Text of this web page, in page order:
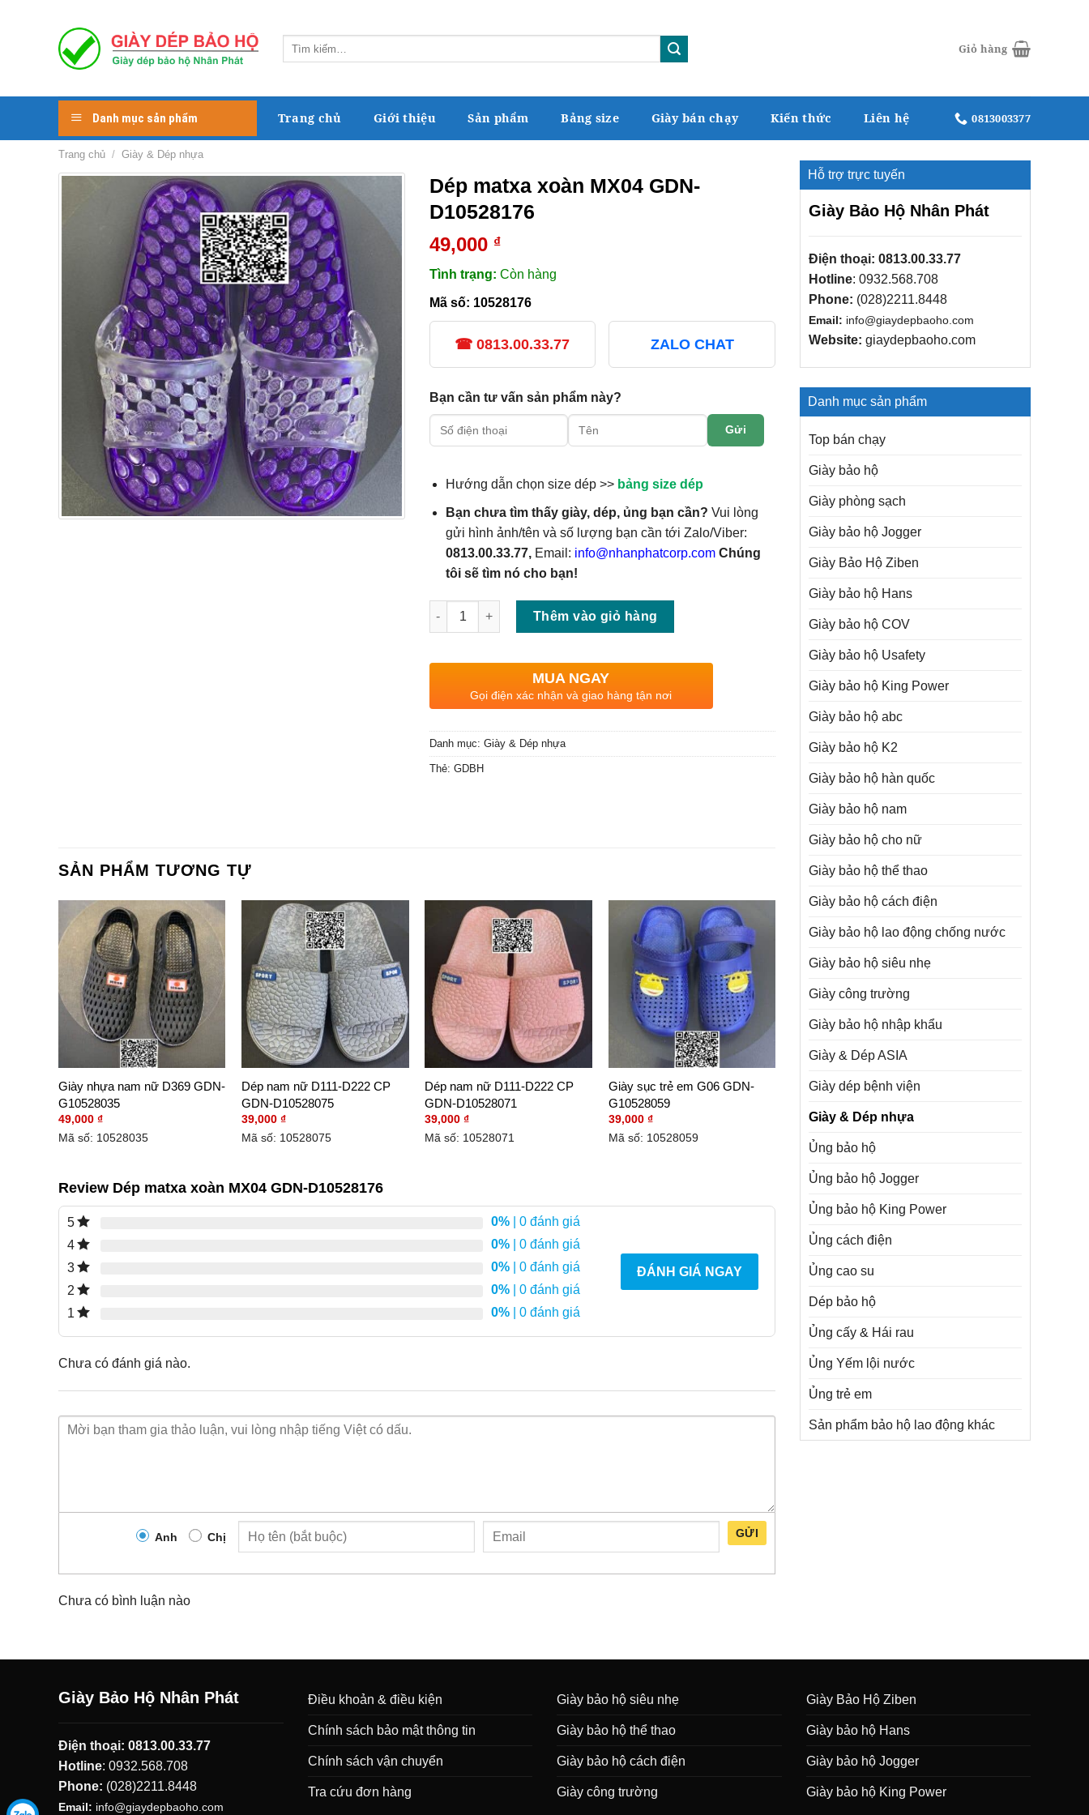
Giỏ hàng
Danh mục sản phẩm Trang chủ Giới thiệu Sản phẩm Bảng size Giày bán chạy Kiến thức Liên hệ 0813003377
Trang chủ / Giày & Dép nhựa
Hỗ trợ trực tuyến
Giày Bảo Hộ Nhân Phát
Điện thoại: 0813.00.33.77
Hotline: 0932.568.708
Phone: (028)2211.8448
Email: info@giaydepbaoho.com
Website: giaydepbaoho.com
Danh mục sản phẩm
Top bán chạy
Giày bảo hộ
Giày phòng sạch
Giày bảo hộ Jogger
Giày Bảo Hộ Ziben
Giày bảo hộ Hans
Giày bảo hộ COV
Giày bảo hộ Usafety
Giày bảo hộ King Power
Giày bảo hộ abc
Giày bảo hộ K2
Giày bảo hộ hàn quốc
Giày bảo hộ nam
Giày bảo hộ cho nữ
Giày bảo hộ thể thao
Giày bảo hộ cách điện
Giày bảo hộ lao động chống nước
Giày bảo hộ siêu nhẹ
Giày công trường
Giày bảo hộ nhập khẩu
Giày & Dép ASIA
Giày dép bệnh viện
Giày & Dép nhựa
Ủng bảo hộ
Ủng bảo hộ Jogger
Ủng bảo hộ King Power
Ủng cách điện
Ủng cao su
Dép bảo hộ
Ủng cấy & Hái rau
Ủng Yếm lội nước
Ủng trẻ em
Sản phẩm bảo hộ lao động khác
Dép matxa xoàn MX04 GDN-
D10528176
49,000 ₫
Tình trạng: Còn hàng
Mã số: 10528176
☎ 0813.00.33.77 ZALO CHAT
Bạn cần tư vấn sản phẩm này?
Gửi
Hướng dẫn chọn size dép >> bảng size dép
Bạn chưa tìm thấy giày, dép, ủng bạn cần?Vui lòng
gửi hình ảnh/tên và số lượng bạn cần tới Zalo/Viber:
0813.00.33.77, Email: info@nhanphatcorp.com Chúng
tôi sẽ tìm nó cho bạn!
Số lượng
Thêm vào giỏ hàng
MUA NGAY
Gọi điện xác nhận và giao hàng tận nơi
Danh mục: Giày & Dép nhựa
Thẻ: GDBH
SẢN PHẨM TƯƠNG TỰ
Giày nhựa nam nữ D369 GDN-
G10528035
49,000 ₫
Mã số: 10528035
Dép nam nữ D111-D222 CP
GDN-D10528075
39,000₫
Mã số: 10528075
Dép nam nữ D111-D222 CP
GDN-D10528071
39,000₫
Mã số: 10528071
Giày sục trẻ em G06 GDN-
G10528059
39,000 ₫
Mã số: 10528059
Review Dép matxa xoàn MX04 GDN-D10528176
5 0% | 0 đánh giá
4
0% | 0 đánh giá
3
0% | 0 đánh giá
2
0% | 0 đánh giá
1
0% | 0 đánh giá
ĐÁNH GIÁ NGAY
Chưa có đánh giá nào.
Anh Chị GỬI
Chưa có bình luận nào
Giày Bảo Hộ Nhân Phát
Điện thoại: 0813.00.33.77
Hotline: 0932.568.708
Phone: (028)2211.8448
Email: info@giaydepbaoho.com
Điều khoản & điều kiện
Chính sách bảo mật thông tin
Chính sách vận chuyển
Tra cứu đơn hàng
Giày bảo hộ siêu nhẹ
Giày bảo hộ thể thao
Giày bảo hộ cách điện
Giày công trường
Giày Bảo Hộ Ziben
Giày bảo hộ Hans
Giày bảo hộ Jogger
Giày bảo hộ King Power